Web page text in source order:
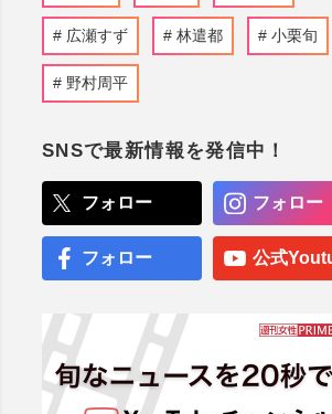
広瀬すず 林遣都 小栗旬
野村周平
SNSで最新情報を発信中！
フォロー フォロー
フォロー 公式